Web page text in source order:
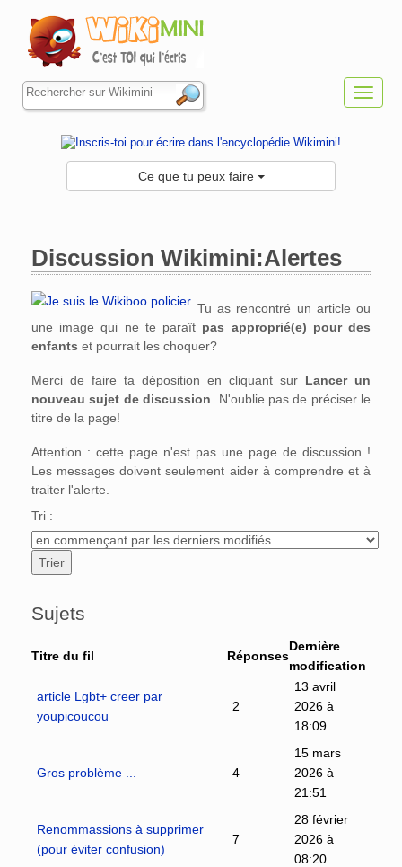
Ce que tu peux faire
Discussion Wikimini:Alertes
Tu as rencontré un article ou
une image qui ne te paraît pas approprié(e) pour des
enfants et pourrait les choquer?
Merci de faire ta déposition en cliquant sur Lancer un
nouveau sujet de discussion . N'oublie pas de préciser le
titre de la page!
Attention : cette page n'est pas une page de discussion !
Les messages doivent seulement aider à comprendre et à
traiter l'alerte.
Tri :
Sujets
Titre du fil Réponses
Dernière
modification
article Lgbt+ creer par
youpicoucou
2
13 avril
2026 à
18:09
Gros problème ... 4
15 mars
2026 à
21:51
Renommassions à supprimer
(pour éviter confusion)
7
28 février
2026 à
08:20